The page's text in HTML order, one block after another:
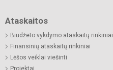
Ataskaitos
Biudžeto vykdymo ataskaitų rinkiniai
Finansinių ataskaitų rinkiniai
Lėšos veiklai viešinti
Projektai